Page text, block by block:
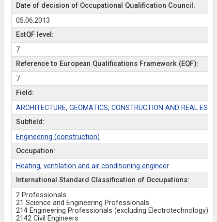
Date of decision of Occupational Qualification Council:
05.06.2013
EstQF level:
7
Reference to European Qualifications Framework (EQF):
7
Field:
ARCHITECTURE, GEOMATICS, CONSTRUCTION AND REAL
Subfield:
Engineering (construction)
Occupation:
Heating, ventilation and air conditioning engineer
International Standard Classification of Occupations:
2 Professionals
21 Science and Engineering Professionals
214 Engineering Professionals (excluding Electrotechnology)
2142 Civil Engineers